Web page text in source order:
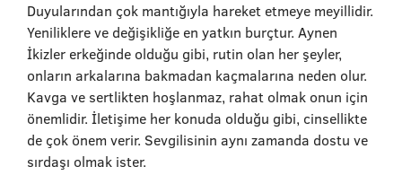
Duyularından çok mantığıyla hareket etmeye meyillidir.
Yeniliklere ve değişikliğe en yatkın burçtur. Aynen
İkizler erkeğinde olduğu gibi, rutin olan her şeyler,
onların arkalarına bakmadan kaçmalarına neden olur.
Kavga ve sertlikten hoşlanmaz, rahat olmak onun için
önemlidir. İletişime her konuda olduğu gibi, cinsellikte
de çok önem verir. Sevgilisinin aynı zamanda dostu ve
sırdaşı olmak ister.